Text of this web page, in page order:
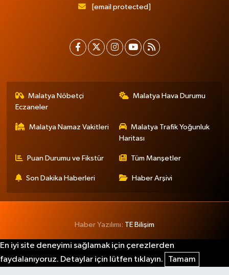
[email protected]
Malatya Nöbetçi
Eczaneler
Malatya Hava Durumu
Malatya Namaz Vakitleri
Malatya Trafik Yoğunluk
Haritası
Puan Durumu ve Fikstür Tüm Manşetler
Son Dakika Haberleri Haber Arşivi
Haber Yazılımı: TE Bilişim
En iyi site deneyimi sağlamak için çerezlerden
faydalanıyoruz. Detaylar için lütfen tıklayın.
Tamam